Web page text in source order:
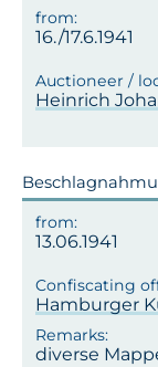
16./17.6.1941
Heinrich
13.06.1941
Hamburger
diverse